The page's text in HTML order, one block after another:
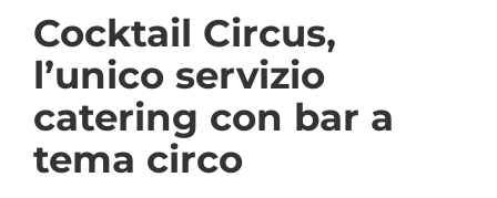
Cocktail Circus,
l’unico servizio
catering con bar a
tema circo